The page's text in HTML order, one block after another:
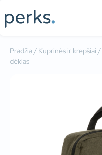
Pradžia/ Kuprinės ir krepšiai /
dėklas